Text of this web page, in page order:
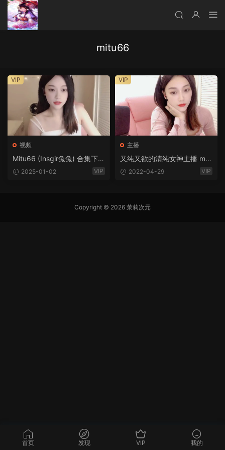
mitu66
视频
Mitu66 (Insgir兔兔) 合集下载
[10V/5.87G]
2025-01-02 VIP
VIP
主播
又纯又欲的清纯女神主播 mit
u66 [3V/3.14G]
2022-04-29 VIP
VIP
Copyright © 2026 茉莉次元
首页 发现 VIP 我的